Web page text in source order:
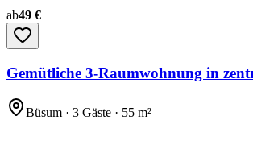
ab49 €
Gemütliche 3-Raumwohnung in
Büsum · 3 Gäste · 55 m²